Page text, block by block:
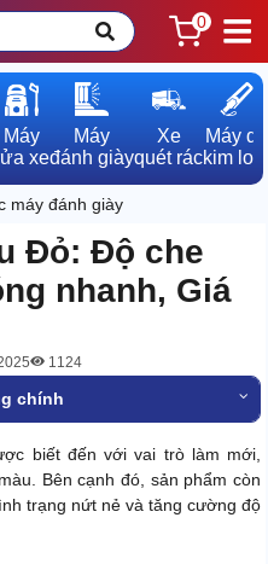
0
Máy
xe
Máy
đánh giày
Xe
quét rác
Máy dò
kim loại
máy đánh giày
Đỏ: Độ che
nhanh, Giá
1124
chính
biết đến với vai trò làm mới,
Bên cạnh đó, sản phẩm còn
trạng nứt nẻ và tăng cường độ